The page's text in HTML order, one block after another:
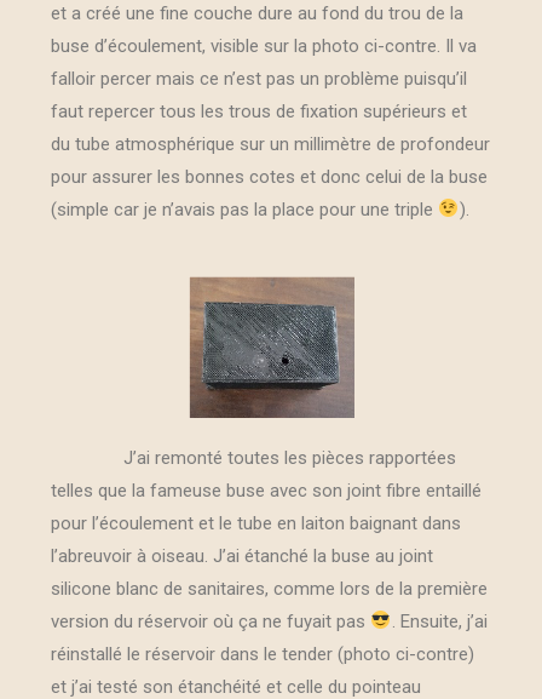
et a créé une fine couche dure au fond du trou de la
buse d’écoulement, visible sur la photo ci-contre. Il va
falloir percer mais ce n’est pas un problème puisqu’il
faut repercer tous les trous de fixation supérieurs et
du tube atmosphérique sur un millimètre de profondeur
pour assurer les bonnes cotes et donc celui de la buse
(simple car je n’avais pas la place pour une triple
).
J’ai remonté toutes les pièces rapportées
telles que la fameuse buse avec son joint fibre entaillé
pour l’écoulement et le tube en laiton baignant dans
l’abreuvoir à oiseau. J’ai étanché la buse au joint
silicone blanc de sanitaires, comme lors de la première
version du réservoir où ça ne fuyait pas
. Ensuite, j’ai
réinstallé le réservoir dans le tender (photo ci-contre)
et j’ai testé son étanchéité et celle du pointeau